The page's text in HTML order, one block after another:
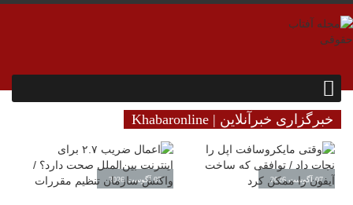
خبرگزاری خبرآنلاین | Khabaronline
07 آگوست 2026 07 آگوست 2026